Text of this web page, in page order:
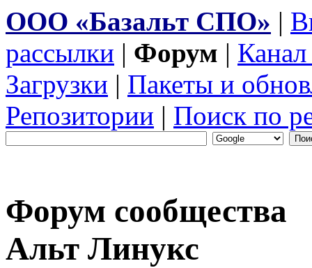
ООО «Базальт СПО» |
рассылки | Форум |
Загрузки | Пакеты и
Репозитории | Поиск по
Форум сообщества
Альт Линукс